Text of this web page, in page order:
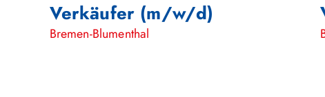
Verkäufer (m/w/d)
Bremen-Blumenthal